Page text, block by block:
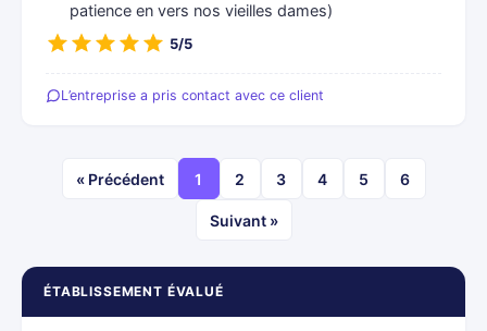
ÉTABLISSEMENT ÉVALUÉ
patience en vers nos vieilles dames)
5/5
L’entreprise a pris contact avec ce client
« Précédent 1 2 3 4 5 6
Suivant »